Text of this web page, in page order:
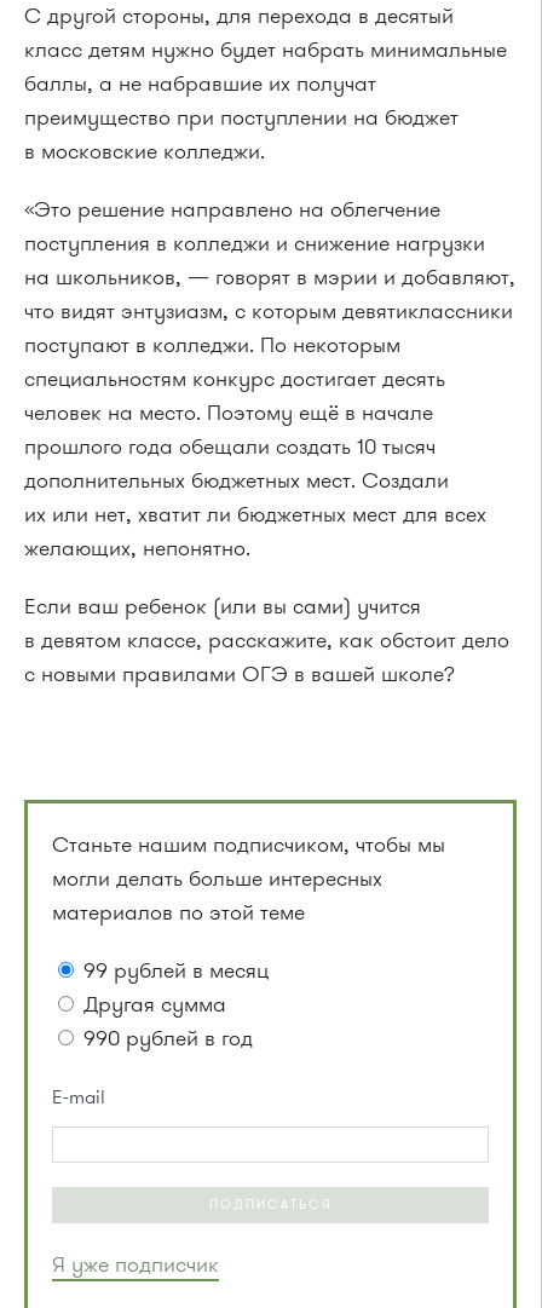
С другой стороны, для перехода в десятый
класс детям нужно будет набрать минимальные
баллы, а не набравшие их получат
преимущество при поступлении на бюджет
в московские колледжи.
«Это решение направлено на облегчение
поступления в колледжи и снижение нагрузки
на школьников, — говорят в мэрии и добавляют,
что видят энтузиазм, с которым девятиклассники
поступают в колледжи. По некоторым
специальностям конкурс достигает десять
человек на место. Поэтому ещё в начале
прошлого года обещали создать 10 тысяч
дополнительных бюджетных мест. Создали
их или нет, хватит ли бюджетных мест для всех
желающих, непонятно.
Если ваш ребенок (или вы сами) учится
в девятом классе, расскажите, как обстоит дело
с новыми правилами ОГЭ в вашей школе?
Станьте нашим подписчиком, чтобы мы
могли делать больше интересных
материалов по этой теме
99 рублей в месяц
Другая сумма
990 рублей в год
E-mail
ПОДПИСАТЬСЯ
Я уже подписчик